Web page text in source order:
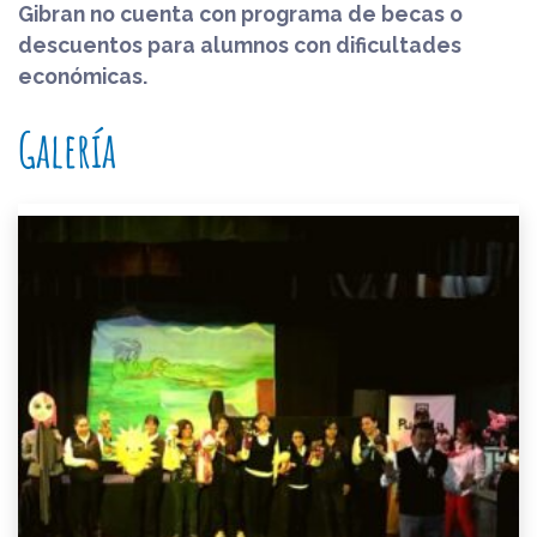
Gibran no cuenta con programa de becas o
descuentos para alumnos con dificultades
económicas.
Galería